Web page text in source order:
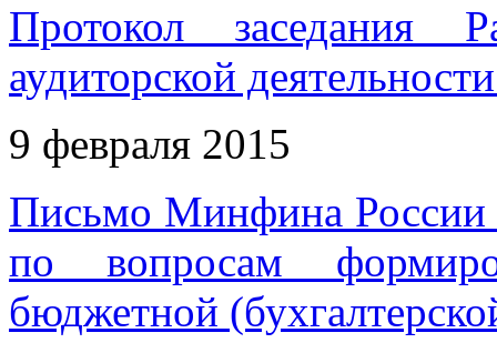
Протокол заседания
аудиторской
9 февраля 2015
Письмо Минфина
по вопросам
бюджетной